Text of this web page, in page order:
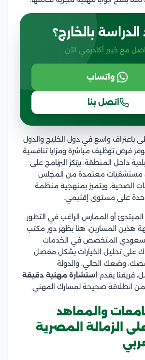
الدراسة بالخارج؟
مع خبير أكاديمي الآن
واتساب
اتصل بنا
باعتراف واسع في دول الخليج والدول
ويوفر فرص توظيف مباشرة ومزايا تنافسية
داخل المنطقة، يرتكز البرنامج على
مستشفيات معتمدة من المجلس
الصحية، ويتميز بمنهجية منظمة
على مستوى إقليمي.
أو الممارس الراغب في التطور
هذين المسارين، هنا يظهر دور مكتب
المتخصص في الخدمات
على تحليل الخيارات بشكل مفصل
وضعك الحالي، والدولة
فريقنا يقدم
استشارة مهنية دقيقة
انطلاقة صحيحة لمسارك المهني.
والمعاهد
الزمالة المصرية